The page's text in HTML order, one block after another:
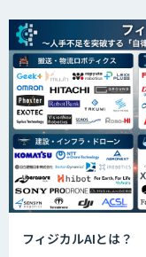
フィジカルAIとは？